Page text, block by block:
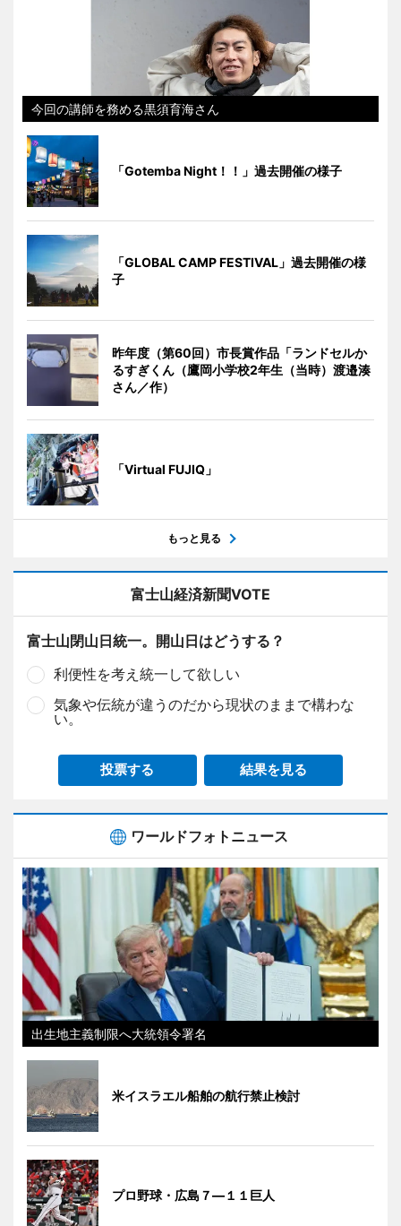
今回の講師を務める黒須育海さん
「Gotemba Night！！」過去開催の様子
「GLOBAL CAMP FESTIVAL」過去開催の様
子
昨年度（第60回）市長賞作品「ランドセルか
るすぎくん（鷹岡小学校2年生（当時）渡邉湊
さん／作）
「Virtual FUJIQ」
もっと見る
富士山経済新聞VOTE
富士山閉山日統一。開山日はどうする？
利便性を考え統一して欲しい
気象や伝統が違うのだから現状のままで構わな
い。
投票する 結果を見る
ワールドフォトニュース
出生地主義制限へ大統領令署名
米イスラエル船舶の航行禁止検討
プロ野球・広島７―１１巨人